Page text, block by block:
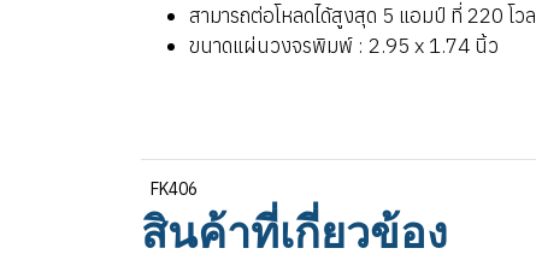
สามารถต่อโหลดได้สูงสุด 5 แอมป์ ที่ 220 โว
ขนาดแผ่นวงจรพิมพ์ : 2.95 x 1.74 นิ้ว
FK406
สินค้าที่เกี่ยวข้อง